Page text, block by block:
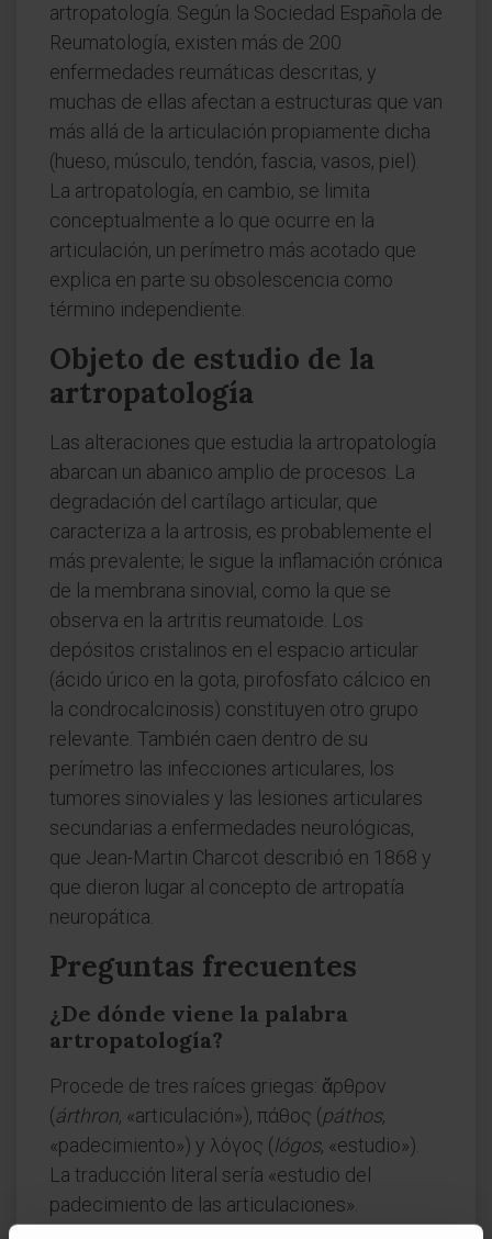
artropatología. Según la Sociedad Española de
Reumatología, existen más de 200
enfermedades reumáticas descritas, y
muchas de ellas afectan a estructuras que van
más allá de la articulación propiamente dicha
(hueso, músculo, tendón, fascia, vasos, piel).
La artropatología, en cambio, se limita
conceptualmente a lo que ocurre en la
articulación, un perímetro más acotado que
explica en parte su obsolescencia como
término independiente.
Objeto de estudio de la
artropatología
Las alteraciones que estudia la artropatología
abarcan un abanico amplio de procesos. La
degradación del cartílago articular, que
caracteriza a la artrosis, es probablemente el
más prevalente; le sigue la inflamación crónica
de la membrana sinovial, como la que se
observa en la artritis reumatoide. Los
depósitos cristalinos en el espacio articular
(ácido úrico en la gota, pirofosfato cálcico en
la condrocalcinosis) constituyen otro grupo
relevante. También caen dentro de su
perímetro las infecciones articulares, los
tumores sinoviales y las lesiones articulares
secundarias a enfermedades neurológicas,
que Jean-Martin Charcot describió en 1868 y
que dieron lugar al concepto de artropatía
neuropática.
Preguntas frecuentes
¿De dónde viene la palabra
artropatología?
Procede de tres raíces griegas: ἄρθρον
(árthron, «articulación»), πάθος (páthos,
«padecimiento») y λόγος (lógos, «estudio»).
La traducción literal sería «estudio del
padecimiento de las articulaciones».